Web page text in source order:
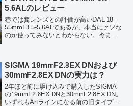
5.6ALのレビュー
巷では糞レンズとの評価が高いDAL 18-
55mmF3.5-5.6ALであるが、本当にクソな
のか使ってみないとわからない。今まで3
い...
SIGMA 19mmF2.8EX DNおよび
30mmF2.8EX DNの実力は？
2年ほど前に駆け込みで購入したSIGMA
の19mmF2.8EX DNと30mmF2.8EX DN。
いずれもArtラインになる前の旧タイプで